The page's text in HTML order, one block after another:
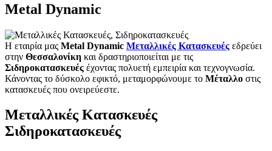
Metal Dynamic
Η εταιρία μας Metal Dynamic Μεταλλικές Κατασκευές εδρεύει
στην Θεσσαλονίκη και δραστηριοποιείται με τις
Σιδηροκατασκευές έχοντας πολυετή εμπειρία και τεχνογνωσία.
Κάνοντας το δύσκολο εφικτό, μεταμορφώνουμε το Μέταλλο στις
κατασκευές που ονειρεύεστε.
Μεταλλικές Κατασκευές
Σιδηροκατασκευές